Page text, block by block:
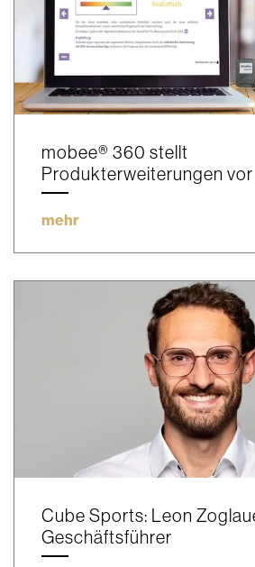
mobee® 360 stellt
Produkterweiterungen vor
mehr
Cube Sports: Leon
Geschäftsführer